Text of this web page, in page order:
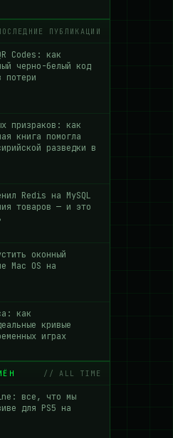
ПУБЛИКАЦИИ
Codes: как
черно-белый код
потери
призраков: как
книга помогла
разведки в
Redis на MySQL
товаров — и это
оконный
Mac OS на
как
кривые
играх
// ALL TIME
все, что мы
для PS5 на